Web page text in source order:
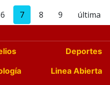
6 7 8 9 última
Deportes
Linea Abierta